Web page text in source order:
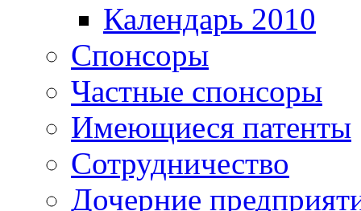
Календарь 2010
Спонсоры
Частные спонсоры
Имеющиеся патенты
Сотрудничество
Дочерние